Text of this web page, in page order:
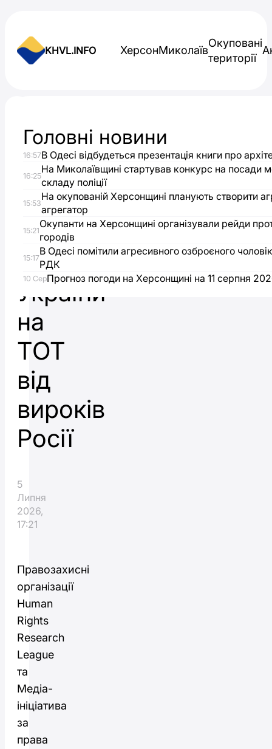
KHVL.INFO ХерсонМиколаїв
Окуповані
території
Правозахисники
просять
ООН
захистити
громадян
України
на
ТОТ
від
вироків
Росії
5
Липня
2026,
17:21
Правозахисні
організації
Human
Rights
Research
League
та
Медіа-
ініціатива
за
права
Головні новини
16:57В Одесі відбудеться презентація книги про
16:25
На Миколаївщині стартував конкурс на посади
складу поліції
15:53
На окупованій Херсонщині планують створити
агрегатор
15:21
Окупанти на Херсонщині організували рейди
городів
15:17
В Одесі помітили агресивного озброєного
РДК
10 СерПрогноз погоди на Херсонщині на 11 серпня